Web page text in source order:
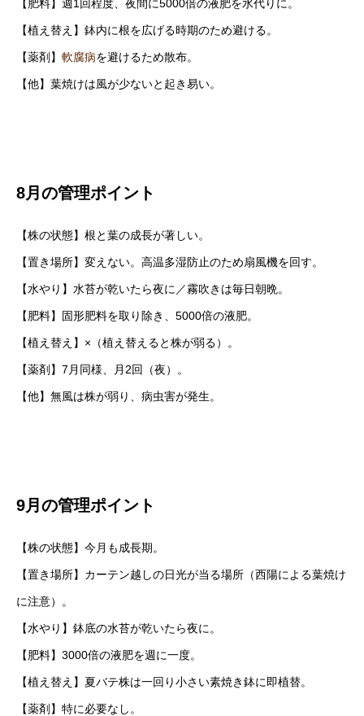
【肥料】週1回程度、夜間に5000倍の液肥を水代りに。
【植え替え】鉢内に根を広げる時期のため避ける。
【薬剤】 軟腐病を避けるため散布。
【他】葉焼けは風が少ないと起き易い。
8月の管理ポイント
【株の状態】根と葉の成長が著しい。
【置き場所】変えない。高温多湿防止のため扇風機を回す。
【水やり】水苔が乾いたら夜に／霧吹きは毎日朝晩。
【肥料】固形肥料を取り除き、5000倍の液肥。
【植え替え】×（植え替えると株が弱る）。
【薬剤】7月同様、月2回（夜）。
【他】無風は株が弱り、病虫害が発生。
9月の管理ポイント
【株の状態】今月も成長期。
【置き場所】カーテン越しの日光が当る場所（西陽による葉焼け
に注意）。
【水やり】鉢底の水苔が乾いたら夜に。
【肥料】3000倍の液肥を週に一度。
【植え替え】夏バテ株は一回り小さい素焼き鉢に即植替。
【薬剤】特に必要なし。